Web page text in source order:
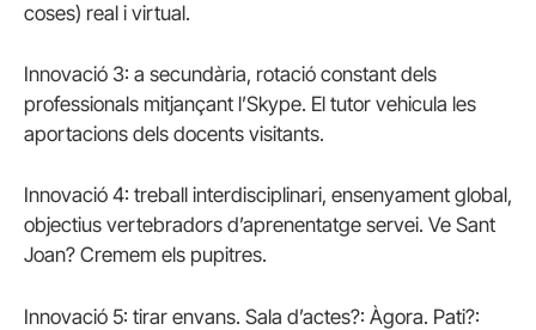
coses) real i virtual.
Innovació 3: a secundària, rotació constant dels
professionals mitjançant l’Skype. El tutor vehicula les
aportacions dels docents visitants.
Innovació 4: treball interdisciplinari, ensenyament global,
objectius vertebradors d’aprenentatge servei. Ve Sant
Joan? Cremem els pupitres.
Innovació 5: tirar envans. Sala d’actes?: Àgora. Pati?: